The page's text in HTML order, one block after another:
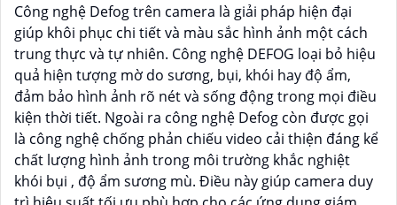
việc giám sát trong điều kiện ánh sáng yếu hoặc hạn
chế, giúp bạn có những hình ảnh rõ nét ngay cả trong
điều kiện ánh sáng kém. Với khả năng nhạy sáng cao,
camera này sẽ giúp bạn quan sát và ghi lại mọi diễn
biến một cách chi tiết và chính xác.
Camera Siêu Nhạy Sáng là một lựa chọn phù hợp cho
việc giám sát an ninh trong các khu vực yêu cầu sự rõ
ràng chi tiết trong hình ảnh vào điều kiện ánh sáng
Công nghệ Defog trên camera là giải pháp hiện đại
giúp khôi phục chi tiết và màu sắc hình ảnh một cách
trung thực và tự nhiên. Công nghệ DEFOG loại bỏ hiệu
quả hiện tượng mờ do sương, bụi, khói hay độ ẩm,
đảm bảo hình ảnh rõ nét và sống động trong mọi điều
kiện thời tiết. Ngoài ra công nghệ Defog còn được gọi
là công nghệ chống phản chiếu video cải thiện đáng kể
chất lượng hình ảnh trong môi trường khắc nghiệt
khói bụi , độ ẩm sương mù. Điều này giúp camera duy